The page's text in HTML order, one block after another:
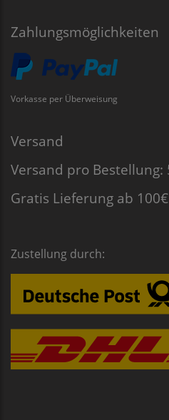
Zahlungsmöglichkeiten
Vorkasse per Überweisung
Versand
Versand pro Bestellung:
Gratis Lieferung ab
Zustellung durch: